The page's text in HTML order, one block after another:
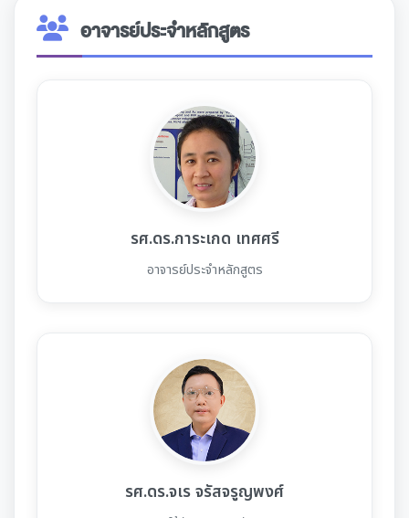
อาจารย์ประจำหลักสูตร
รศ.ดร.การะเกด เทศศรี
อาจารย์ประจำหลักสูตร
รศ.ดร.จเร จรัสจรูญพงศ์